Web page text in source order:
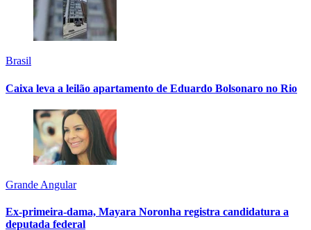
Brasil
Caixa leva a leilão apartamento de Eduardo Bolsonaro no Rio
Grande Angular
Ex-primeira-dama, Mayara Noronha registra candidatura a
deputada federal